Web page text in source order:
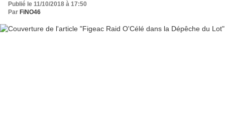
Publié le 11/10/2018 à 17:50
Par FiNO46